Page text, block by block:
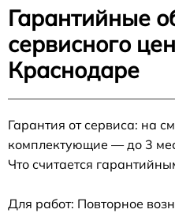
Гарантийные
сервисного
Краснодаре
Гарантия от сервиса: на
комплектующие — до 3
Что считается
Для работ: Повторное